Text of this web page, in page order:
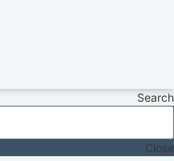
Search
Close